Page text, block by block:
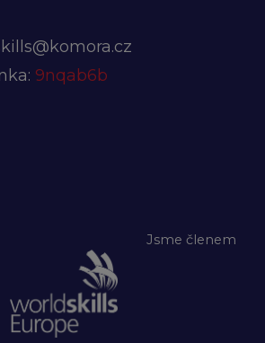
9nqab6b
Jsme členem